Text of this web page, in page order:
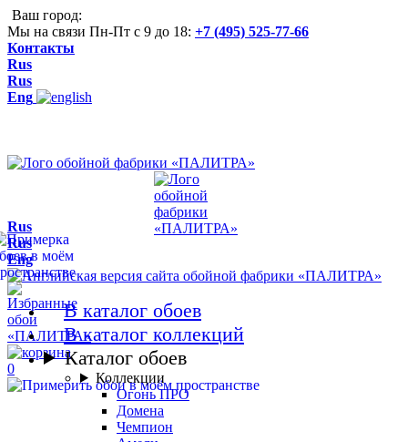
Ваш город:
Мы на связи Пн-Пт с 9 до 18: +7 (495) 525-77-66
Контакты
Rus
Rus
Eng
0
Rus
Rus
Eng
В каталог обоев
В каталог коллекций
Каталог обоев
Коллекции
Огонь ПРО
Домена
Чемпион